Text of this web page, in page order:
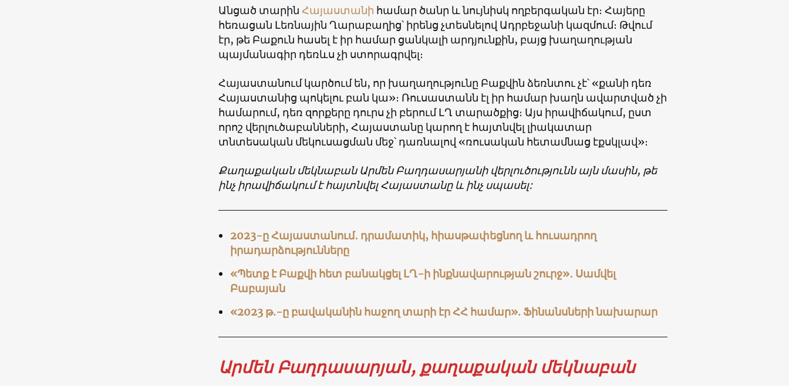
Անցած տարին Հայաստանի համար ծանր և նույնիսկ ողբերգական էր։ Հայերը
հեռացան Լեռնային Ղարաբաղից՝ իրենց չտեսնելով Ադրբեջանի կազմում։ Թվում
էր, թե Բաքուն հասել է իր համար ցանկալի արդյունքին, բայց խաղաղության
պայմանագիր դեռևս չի ստորագրվել։
Հայաստանում կարծում են, որ խաղաղությունը Բաքվին ձեռնտու չէ՝ «քանի դեռ
Հայաստանից պոկելու բան կա»։ Ռուսաստանն էլ իր համար խաղն ավարտված չի
համարում, դեռ զորքերը դուրս չի բերում ԼՂ տարածքից։ Այս իրավիճակում, ըստ
որոշ վերլուծաբանների, Հայաստանը կարող է հայտնվել լիակատար
տնտեսական մեկուսացման մեջ՝ դառնալով «ռուսական հետամնաց էքսկլավ»։
Քաղաքական մեկնաբան Արմեն Բաղդասարյանի վերլուծությունն այն մասին, թե
ինչ իրավիճակում է հայտնվել Հայաստանը և ինչ սպասել:
2023-ը Հայաստանում․ դրամատիկ, հիասթափեցնող և հուսադրող
իրադարձությունները
«Պետք է Բաքվի հետ բանակցել ԼՂ-ի ինքնավարության շուրջ»․ Սամվել
Բաբայան
«2023 թ.-ը բավականին հաջող տարի էր ՀՀ համար». Ֆինանսների նախարար
Արմեն Բաղդասարյան, քաղաքական մեկնաբան